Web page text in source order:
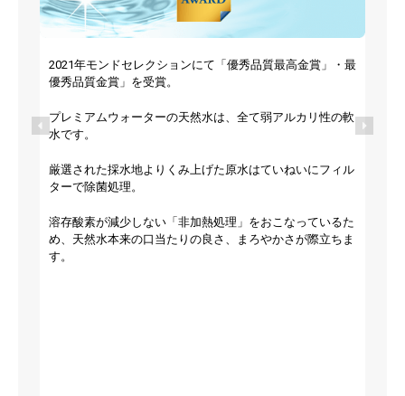
2021年モンドセレクションにて「優秀品質最高金賞」・最
優秀品質金賞」を受賞。
プレミアムウォーターの天然水は、全て弱アルカリ性の軟
水です。
厳選された採水地よりくみ上げた原水はていねいにフィル
ターで除菌処理。
溶存酸素が減少しない「非加熱処理」をおこなっているた
め、天然水本来の口当たりの良さ、まろやかさが際立ちま
す。